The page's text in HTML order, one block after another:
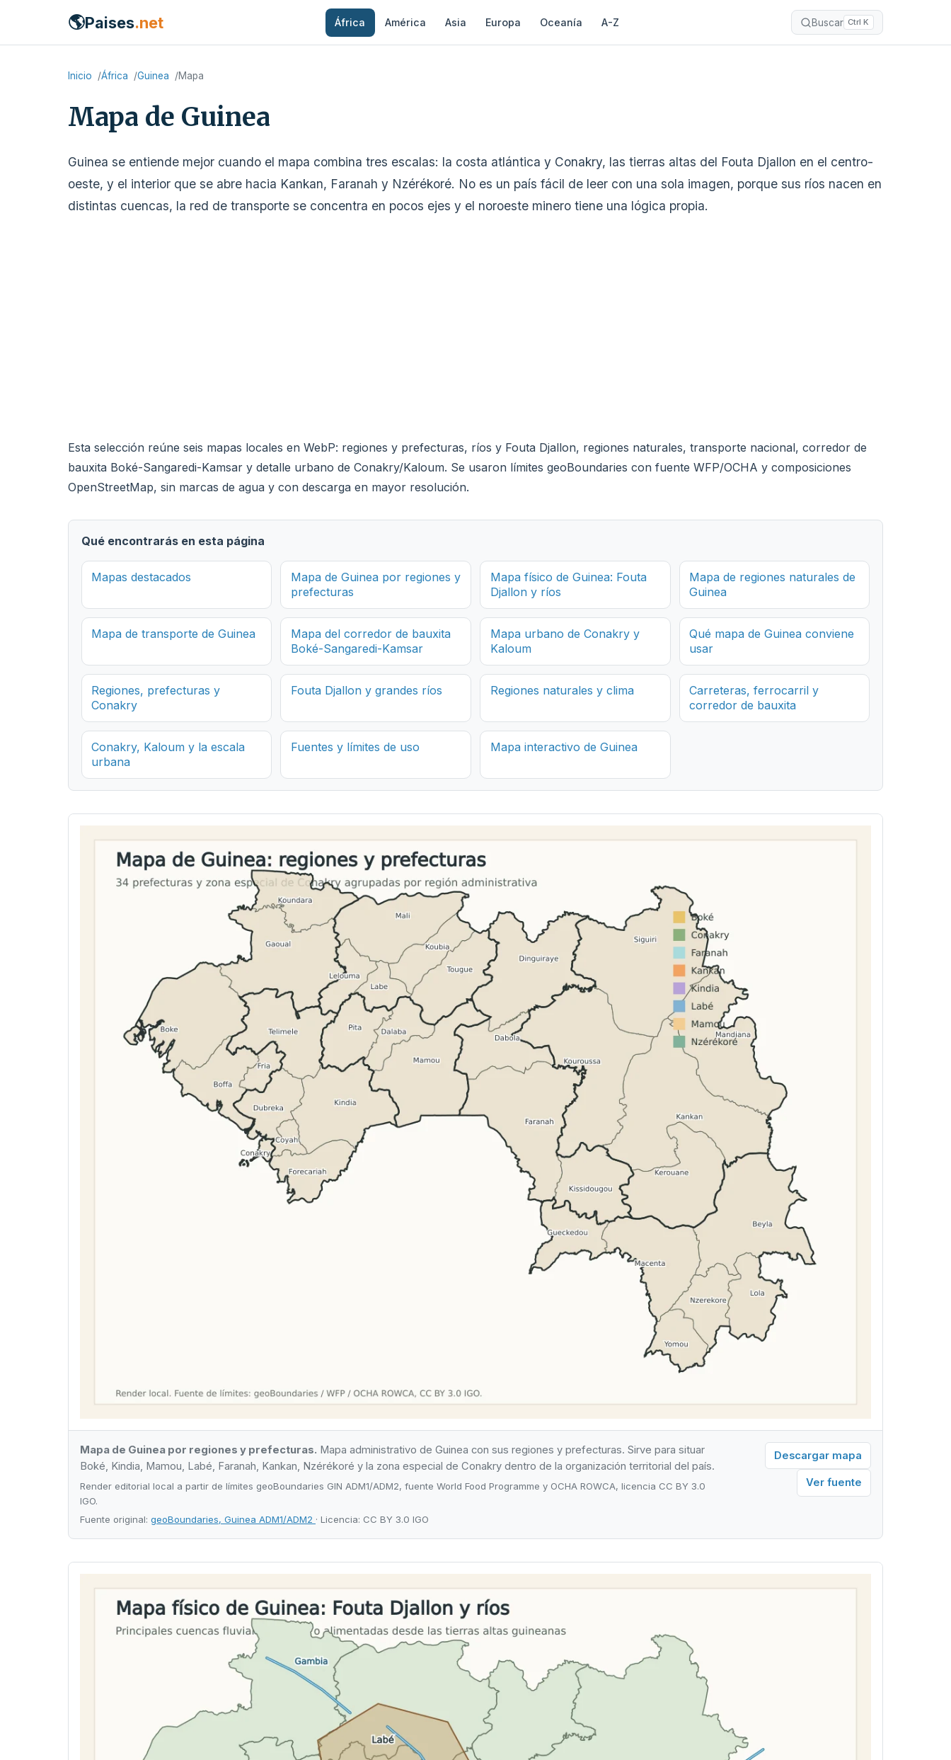
🌎Paises.net África América Asia Europa Oceanía A-Z Buscar Ctrl K
Inicio África Guinea Mapa
Mapa de Guinea
Guinea se entiende mejor cuando el mapa combina tres escalas: la costa atlántica y Conakry, las tierras altas del Fouta Djallon en el centro-
oeste, y el interior que se abre hacia Kankan, Faranah y Nzérékoré. No es un país fácil de leer con una sola imagen, porque sus ríos nacen en
distintas cuencas, la red de transporte se concentra en pocos ejes y el noroeste minero tiene una lógica propia.
Esta selección reúne seis mapas locales en WebP: regiones y prefecturas, ríos y Fouta Djallon, regiones naturales, transporte nacional, corredor de
bauxita Boké-Sangaredi-Kamsar y detalle urbano de Conakry/Kaloum. Se usaron límites geoBoundaries con fuente WFP/OCHA y composiciones
OpenStreetMap, sin marcas de agua y con descarga en mayor resolución.
Qué encontrarás en esta página
Mapas destacados
Mapa de Guinea por regiones y
prefecturas
Mapa físico de Guinea: Fouta
Djallon y ríos
Mapa de regiones naturales de
Guinea
Mapa de transporte de Guinea
Mapa del corredor de bauxita
Boké-Sangaredi-Kamsar
Mapa urbano de Conakry y
Kaloum
Qué mapa de Guinea conviene
usar
Regiones, prefecturas y
Conakry
Fouta Djallon y grandes ríos Regiones naturales y clima
Carreteras, ferrocarril y
corredor de bauxita
Conakry, Kaloum y la escala
urbana
Fuentes y límites de uso Mapa interactivo de Guinea
Mapa de Guinea por regiones y prefecturas. Mapa administrativo de Guinea con sus regiones y prefecturas. Sirve para situar
Boké, Kindia, Mamou, Labé, Faranah, Kankan, Nzérékoré y la zona especial de Conakry dentro de la organización territorial del país.
Render editorial local a partir de límites geoBoundaries GIN ADM1/ADM2, fuente World Food Programme y OCHA ROWCA, licencia CC BY 3.0
IGO.
Fuente original: geoBoundaries, Guinea ADM1/ADM2 · Licencia: CC BY 3.0 IGO
Descargar mapa
Ver fuente